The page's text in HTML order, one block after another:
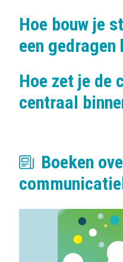
Hoe bouw je
een
Hoe zet je de
centraal
Boeken